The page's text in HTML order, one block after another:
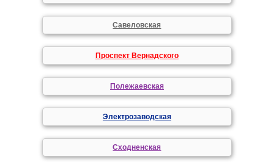
Савеловская
Проспект Вернадского
Полежаевская
Электрозаводская
Сходненская